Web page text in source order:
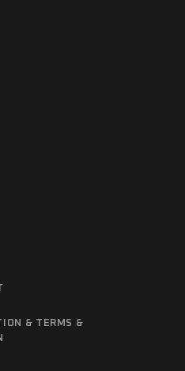
& TERMS &